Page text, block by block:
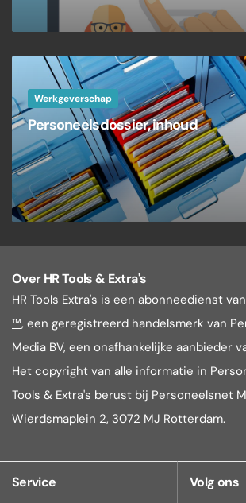
Werkgeverschap
Personeelsdossier, inhoud
Over HR Tools & Extra's
HR Tools Extra's is een abonneedienst van
™, een geregistreerd handelsmerk van
Media BV, een onafhankelijke aanbieder
Het copyright van alle informatie in
Tools & Extra's berust bij Personeelsnet
Wierdsmaplein 2, 3072 MJ Rotterdam.
Service Volg ons